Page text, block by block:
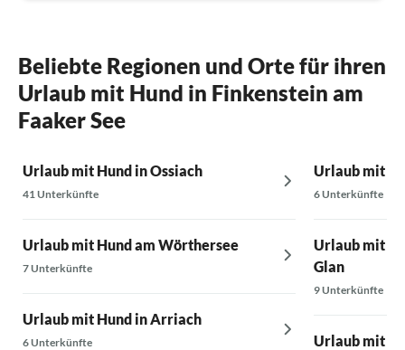
Beliebte Regionen und Orte für ihren
Urlaub mit Hund in Finkenstein am
Faaker See
Urlaub mit Hund in Ossiach
41 Unterkünfte
Urlaub mit Hund am Wörthersee
7 Unterkünfte
Urlaub mit Hund in Arriach
6 Unterkünfte
Urlaub mit
6 Unterkünfte
Urlaub mit
Glan
9 Unterkünfte
Urlaub mit